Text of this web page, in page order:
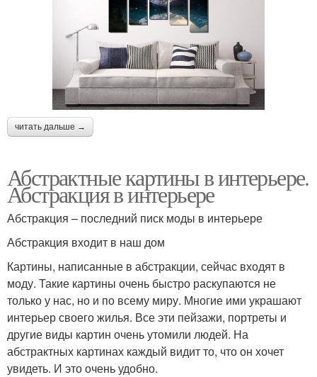
читать дальше →
Абстрактные картины в интерьере.
Абстракция в интерьере
Абстракция – последний писк моды в интерьере
Абстракция входит в наш дом
Картины, написанные в абстракции, сейчас входят в
моду. Такие картины очень быстро раскупаются не
только у нас, но и по всему миру. Многие ими украшают
интерьер своего жилья. Все эти пейзажи, портреты и
другие виды картин очень утомили людей. На
абстрактных картинах каждый видит то, что он хочет
увидеть. И это очень удобно.